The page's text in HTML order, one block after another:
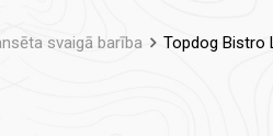
svaigā barība Topdog Bistro